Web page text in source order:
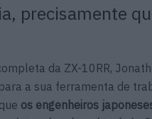
precisamente
da ZX-10RR,
a sua ferramenta de
os engenheiros